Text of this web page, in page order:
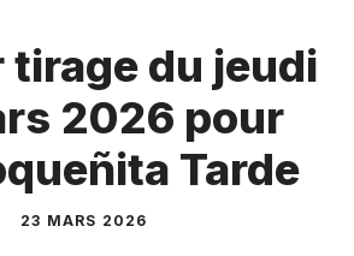
tirage du jeudi
2026 pour
Tarde
23 MARS 2026